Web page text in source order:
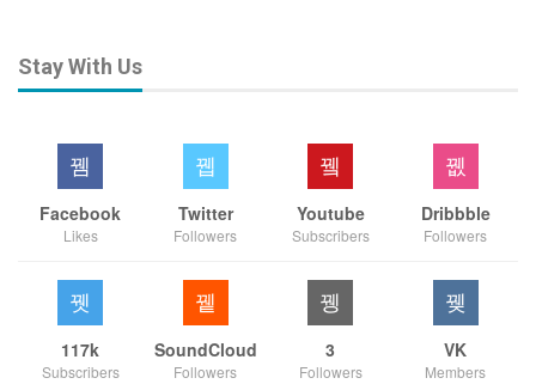
Stay With Us
Facebook
Likes
Twitter
Followers
Youtube
Subscribers
Dribbble
Followers
117k
Subscribers
SoundCloud
Followers
3
Followers
VK
Members